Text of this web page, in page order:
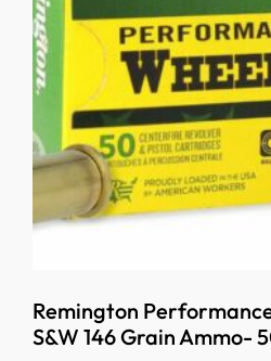
Remington
S&W 146 Grain Ammo-